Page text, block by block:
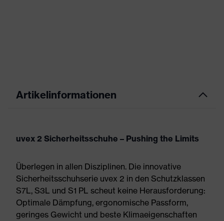
Artikelinformationen
uvex 2 Sicherheitsschuhe – Pushing the Limits
Überlegen in allen Disziplinen. Die innovative
Sicherheitsschuhserie uvex 2 in den Schutzklassen
S7L, S3L und S1 PL scheut keine Herausforderung:
Optimale Dämpfung, ergonomische Passform,
geringes Gewicht und beste Klimaeigenschaften